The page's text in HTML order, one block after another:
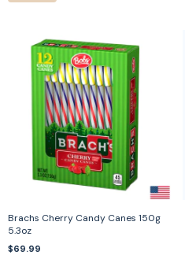
Brachs Cherry Candy Canes 150g
5.3oz
$69.99